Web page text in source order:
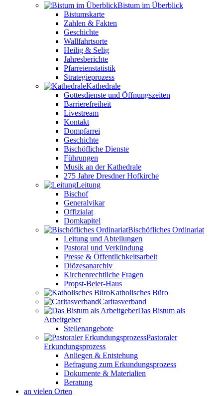
Bistum im Überblick
Bistumskarte
Zahlen & Fakten
Geschichte
Wallfahrtsorte
Heilig & Selig
Jahresberichte
Pfarreienstatistik
Strategieprozess
Kathedrale
Gottesdienste und Öffnungszeiten
Barrierefreiheit
Livestream
Kontakt
Dompfarrei
Geschichte
Bischöfliche Dienste
Führungen
Musik an der Kathedrale
275 Jahre Dresdner Hofkirche
Leitung
Bischof
Generalvikar
Offizialat
Domkapitel
Bischöfliches Ordinariat
Leitung und Abteilungen
Pastoral und Verkündung
Presse & Öffentlichkeitsarbeit
Diözesanarchiv
Kirchenrechtliche Fragen
Propst-Beier-Haus
Katholisches Büro
Caritasverband
Das Bistum als
Arbeitgeber
Stellenangebote
Pastoraler
Erkundungsprozess
Anliegen & Entstehung
Befragung zum Erkundungsprozess
Dokumente & Materialien
Beratung
an vielen Orten